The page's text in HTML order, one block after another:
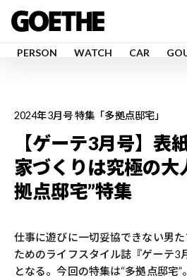
PERSON WATCH CAR
2024年3月号 特集「多拠点邸宅」
【ゲーテ3月号】表
家づくりは究極の大
拠点邸宅”特集
仕事に遊びに一切妥協できない男
ためのライフスタイル誌『ゲーテ3
となる。今回の特集は“多拠点邸宅